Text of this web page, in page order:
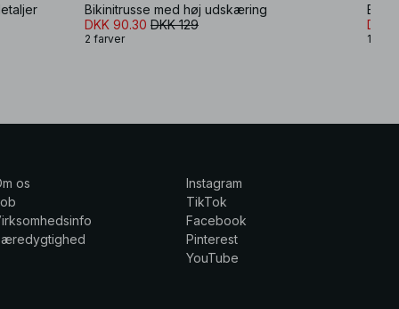
Bikinitrusse med høj udskæring
DKK 90.30 DKK 129
2 farver
DKK
11
os
Instagram
TikTok
Facebook
Pinterest
YouTube